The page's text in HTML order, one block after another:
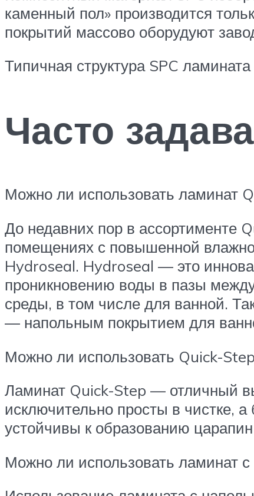
каменный пол» производится
покрытий массово оборудуют
Типичная структура SPC ламината
Часто
Можно ли использовать ламинат
До недавних пор в ассортименте
помещениях с повышенной
Hydroseal. Hydroseal — это
проникновению воды в пазы
среды, в том числе для ванной.
— напольным покрытием для
Можно ли использовать Quick-
Ламинат Quick-Step — отличный
исключительно просты в чистке,
устойчивы к образованию
Можно ли использовать ламинат